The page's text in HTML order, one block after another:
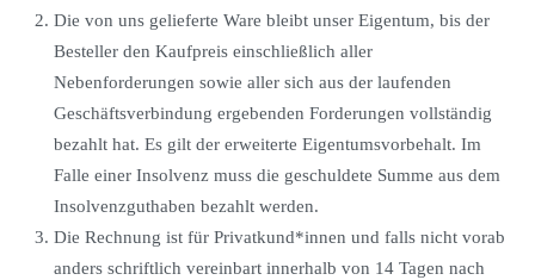
Die von uns gelieferte Ware bleibt unser Eigentum, bis der
Besteller den Kaufpreis einschließlich aller
Nebenforderungen sowie aller sich aus der laufenden
Geschäftsverbindung ergebenden Forderungen vollständig
bezahlt hat. Es gilt der erweiterte Eigentumsvorbehalt. Im
Falle einer Insolvenz muss die geschuldete Summe aus dem
Insolvenzguthaben bezahlt werden.
Die Rechnung ist für Privatkund*innen und falls nicht vorab
anders schriftlich vereinbart innerhalb von 14 Tagen nach